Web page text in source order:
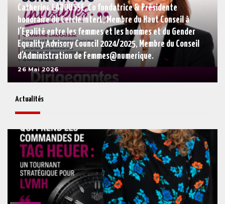
Catherine LADOUSSE, Co fondatrice & Présidente
honoraire du Cercle InterL, Membre du Haut Conseil à
l’Egalité entre les femmes et les hommes et du Gender
Equality Advisory Council 2024/2025, Membre du Conseil
d’Administration de Femmes@numerique.
26 Mai 2026
Actualités